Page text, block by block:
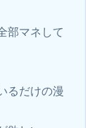
部マネして
るだけの漫